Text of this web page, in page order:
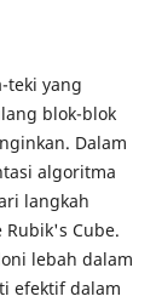
teki yang
blok-blok
Dalam
algoritma
langkah
Rubik's Cube.
lebah dalam
efektif dalam